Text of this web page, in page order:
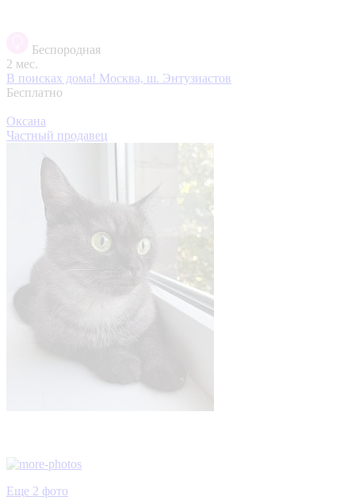
Беспородная
2 мес.
В поисках дома! Москва, ш. Энтузиастов
Бесплатно
Оксана
Частный продавец
Еще 2 фото